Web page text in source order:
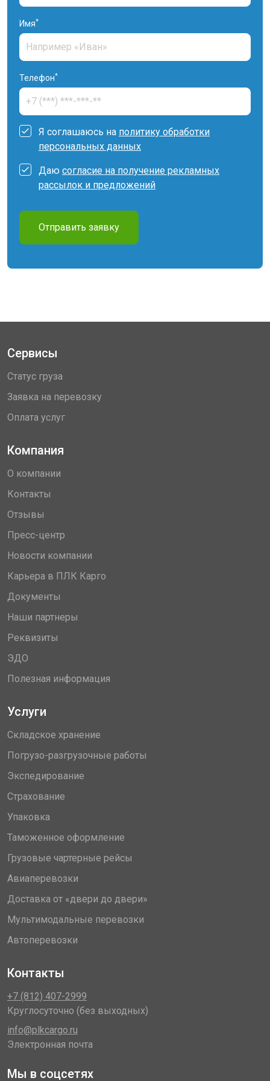
Имя*
Телефон*
Я соглашаюсь на политику обработки
персональных данных
Даю согласие на получение рекламных
рассылок и предложений
Отправить заявку
Сервисы
Статус груза
Заявка на перевозку
Оплата услуг
Компания
О компании
Контакты
Отзывы
Пресс-центр
Новости компании
Карьера в ПЛК Карго
Документы
Наши партнеры
Реквизиты
ЭДО
Полезная информация
Услуги
Складское хранение
Погрузо-разгрузочные работы
Экспедирование
Страхование
Упаковка
Таможенное оформление
Грузовые чартерные рейсы
Авиаперевозки
Доставка от «двери до двери»
Мультимодальные перевозки
Автоперевозки
Контакты
+7 (812) 407-2999
Круглосуточно (без выходных)
info@plkcargo.ru
Электронная почта
Мы в соцсетях